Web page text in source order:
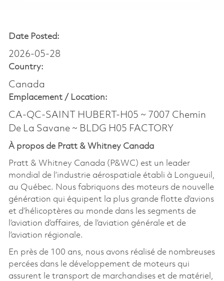
Date Posted:
2026-05-28
Country:
Canada
Emplacement / Location:
CA-QC-SAINT HUBERT-H05 ~ 7007 Chemin
De La Savane ~ BLDG H05 FACTORY
À propos de Pratt & Whitney Canada
Pratt & Whitney Canada (P&WC) est un leader
mondial de l’industrie aérospatiale établi à Longueuil,
au Québec. Nous fabriquons des moteurs de nouvelle
génération qui équipent la plus grande flotte d’avions
et d’hélicoptères au monde dans les segments de
l’aviation d’affaires, de l’aviation générale et de
l’aviation régionale.
En près de 100 ans, nous avons réalisé de nombreuses
percées dans le développement de moteurs qui
assurent le transport de marchandises et de matériel,